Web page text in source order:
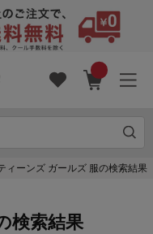
ィーンズ ガールズ 服の検索結果
検索結果